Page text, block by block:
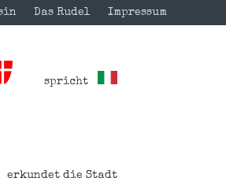
Das Rudel Impressum
spricht
erkundet die Stadt